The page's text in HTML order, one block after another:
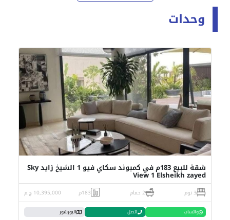
وحدات
شقة للبيع 183م في كمبوند سكاي فيو 1 الشيخ زايد Sky
View 1 Elsheikh zayed
3 نوم 2 حمام 183م 10,395,000 ج.م
واتساب اتصل البورشور